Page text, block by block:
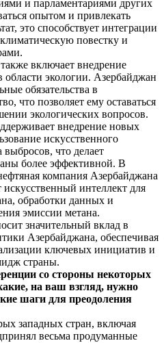
и парламентариями других
опытом и привлекать
это способствует интеграции
повестку и
включает внедрение
экологии. Азербайджан
обязательства в
что позволяет ему оставаться
экологических вопросов.
внедрение новых
искусственного
что делает
более эффективной. В
компания Азербайджана
интеллект для
обработки данных и
эмиссии метана.
значительный вклад в
Азербайджана, обеспечивая
ключевых инициатив и
страны.
со стороны некоторых
на ваш взгляд, нужно
шаги для преодоления
западных стран, включая
весьма продуманные